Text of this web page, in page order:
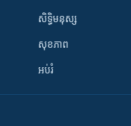
សិទ្ធិមនុស្ស
សុខភាព
អប់រំ